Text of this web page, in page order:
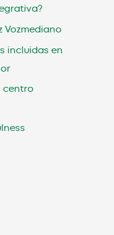
Vozmediano
incluidas en
centro